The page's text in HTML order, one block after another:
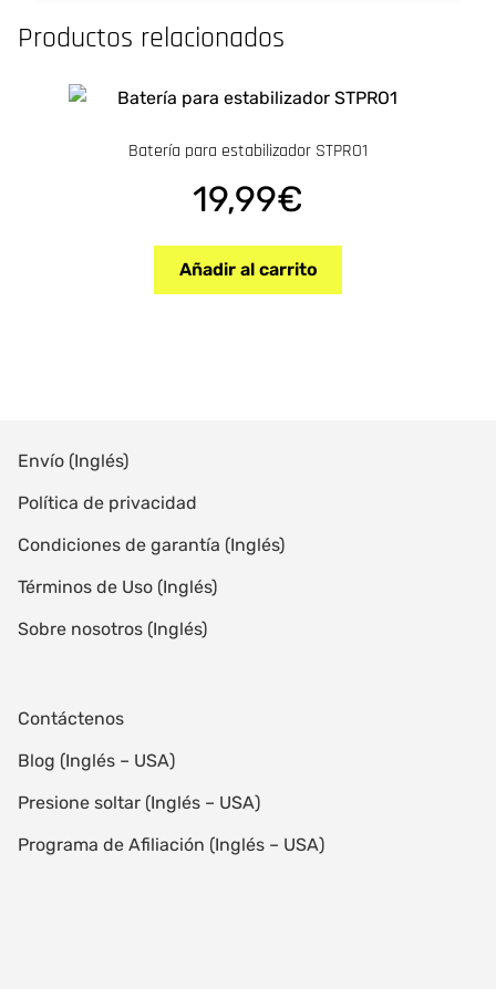
t
r
Productos relacionados
Batería para estabilizador STPRO1
19,99€
Añadir al carrito
Envío (Inglés)
Política de privacidad
Condiciones de garantía (Inglés)
Términos de Uso (Inglés)
Sobre nosotros (Inglés)
Contáctenos
Blog (Inglés – USA)
Presione soltar (Inglés – USA)
Programa de Afiliación (Inglés – USA)